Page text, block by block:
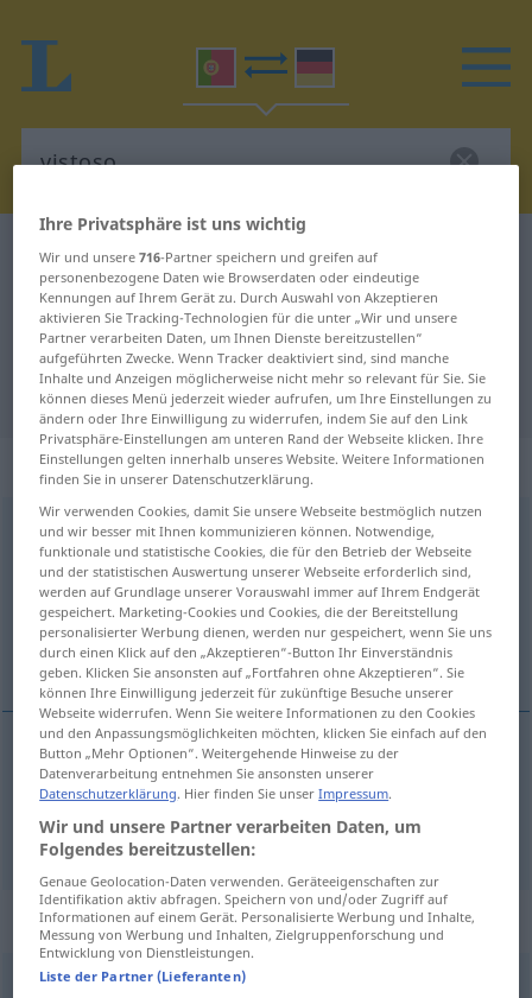
Portugiesisch-Deutsch Wörterbuch
Portugiesisch-Deutsch
Übersetzung für "vistoso"
"vistoso" Deutsch Übersetzung
„vistoso“
vistoso [viʃˈtozu]
Übersicht aller Übersetzungen
(Für mehr Details die Übersetzung anklicken/antippen)
ansehnlich, auffällig
ansehnlich vistoso
auffällig vistoso
Synonyme für "vistoso"
Ihre Privatsphäre ist uns wichtig
Wir und unsere716-Partner speichern und greifen auf
personenbezogene Daten wie Browserdaten oder eindeutige
Kennungen auf Ihrem Gerät zu. Durch Auswahl von Akzeptieren
aktivieren Sie Tracking-Technologien für die unter „Wir und unsere
Partner verarbeiten Daten, um Ihnen Dienste bereitzustellen“
aufgeführten Zwecke. Wenn Tracker deaktiviert sind, sind manche
Inhalte und Anzeigen möglicherweise nicht mehr so relevant für Sie. Sie
können dieses Menü jederzeit wieder aufrufen, um Ihre Einstellungen zu
ändern oder Ihre Einwilligung zu widerrufen, indem Sie auf den Link
Privatsphäre-Einstellungen am unteren Rand der Webseite klicken. Ihre
Einstellungen gelten innerhalb unseres Website. Weitere Informationen
finden Sie in unserer Datenschutzerklärung.
Wir verwenden Cookies, damit Sie unsere Webseite bestmöglich nutzen
und wir besser mit Ihnen kommunizieren können. Notwendige,
funktionale und statistische Cookies, die für den Betrieb der Webseite
und der statistischen Auswertung unserer Webseite erforderlich sind,
werden auf Grundlage unserer Vorauswahl immer auf Ihrem Endgerät
gespeichert. Marketing-Cookies und Cookies, die der Bereitstellung
personalisierter Werbung dienen, werden nur gespeichert, wenn Sie uns
durch einen Klick auf den „Akzeptieren“-Button Ihr Einverständnis
geben. Klicken Sie ansonsten auf „Fortfahren ohne Akzeptieren“. Sie
können Ihre Einwilligung jederzeit für zukünftige Besuche unserer
Webseite widerrufen. Wenn Sie weitere Informationen zu den Cookies
und den Anpassungsmöglichkeiten möchten, klicken Sie einfach auf den
Button „Mehr Optionen“. Weitergehende Hinweise zu der
Datenverarbeitung entnehmen Sie ansonsten unserer
Datenschutzerklärung. Hier finden Sie unserImpressum.
Wir und unsere Partner verarbeiten Daten, um
Folgendes bereitzustellen:
Genaue Geolocation-Daten verwenden. Geräteeigenschaften zur
Identifikation aktiv abfragen. Speichern von und/oder Zugriff auf
Informationen auf einem Gerät. Personalisierte Werbung und Inhalte,
Messung von Werbung und Inhalten, Zielgruppenforschung und
Entwicklung von Dienstleistungen.
Liste der Partner (Lieferanten)